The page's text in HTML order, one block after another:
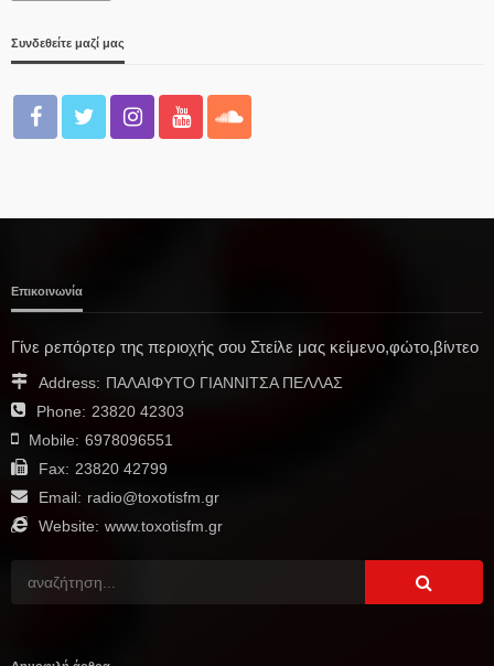
Συνδεθείτε μαζί μας
Επικοινωνία
Γίνε ρεπόρτερ της περιοχής σου Στείλε μας κείμενο,φώτο,βίντεο
Address: ΠΑΛΑΙΦΥΤΟ ΓΙΑΝΝΙΤΣΑ ΠΕΛΛΑΣ
Phone: 23820 42303
Mobile: 6978096551
Fax: 23820 42799
Email: radio@toxotisfm.gr
Website: www.toxotisfm.gr